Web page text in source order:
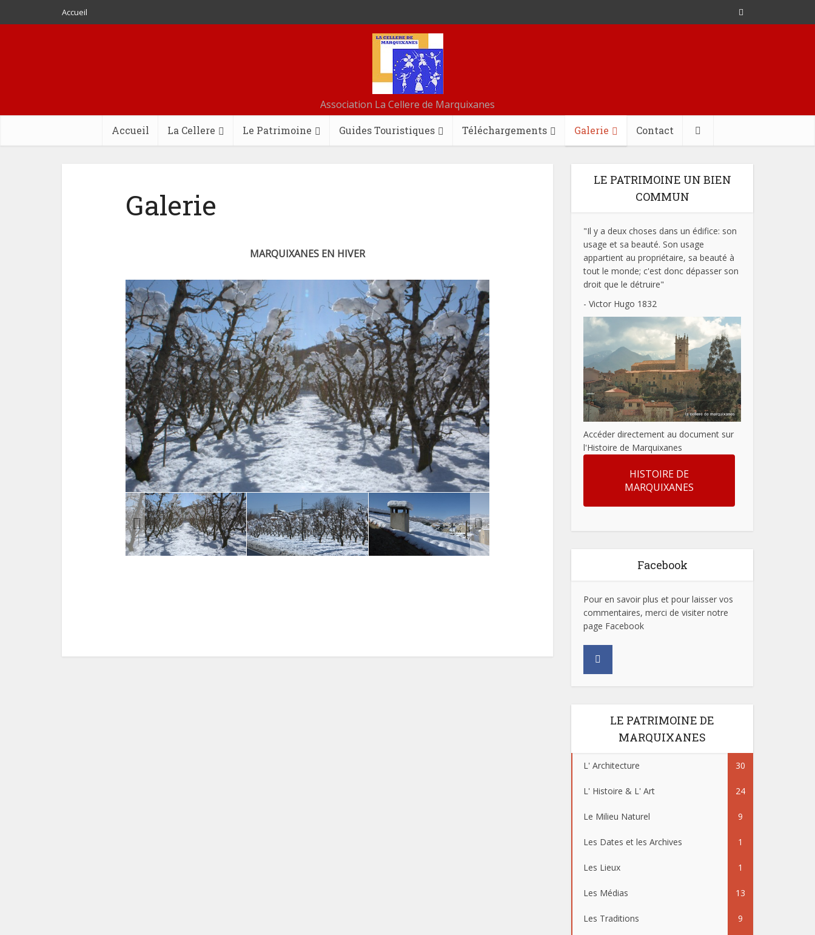
Accueil
Association La Cellere de Marquixanes
Accueil La Cellere Le Patrimoine Guides Touristiques Téléchargements Galerie Contact
Galerie
MARQUIXANES EN HIVER
LE PATRIMOINE UN BIEN
COMMUN
"Il y a deux choses dans un édifice: son
usage et sa beauté. Son usage
appartient au propriétaire, sa beauté à
tout le monde; c'est donc dépasser son
droit que le détruire"
- Victor Hugo 1832
Accéder directement au document sur
l'Histoire de Marquixanes
HISTOIRE DE
MARQUIXANES
Facebook
Pour en savoir plus et pour laisser vos
commentaires, merci de visiter notre
page Facebook
LE PATRIMOINE DE
MARQUIXANES
L' Architecture 30
L' Histoire & L' Art 24
Le Milieu Naturel 9
Les Dates et les Archives 1
Les Lieux 1
Les Médias 13
Les Traditions 9